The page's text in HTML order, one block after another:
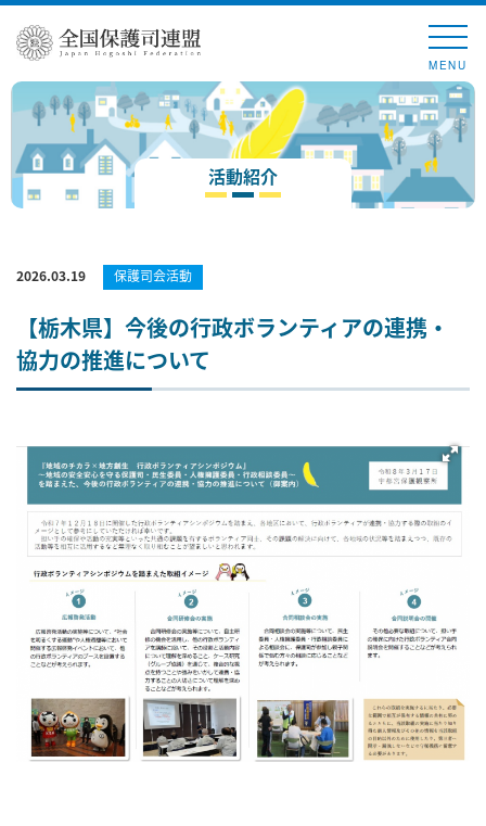
MENU
活動紹介
2026.03.19 保護司会活動
【栃木県】今後の行政ボランティアの連携・
協力の推進について